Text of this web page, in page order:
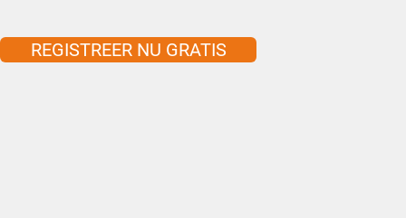
REGISTREER NU GRATIS